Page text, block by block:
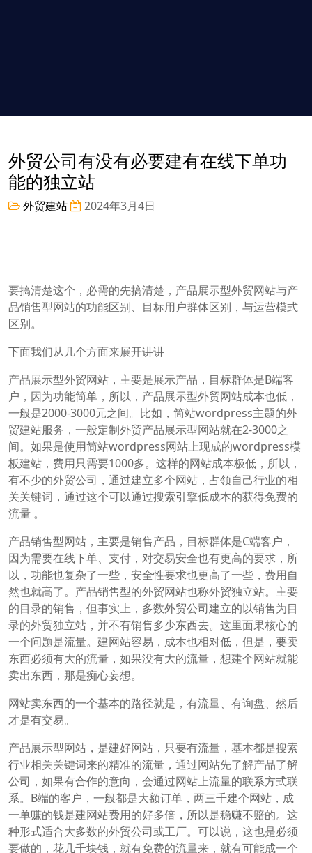
外贸公司有没有必要建有在线下单功
能的独立站
外贸建站 2024年3月4日
要搞清楚这个，必需的先搞清楚，产品展示型外贸网站与产
品销售型网站的功能区别、目标用户群体区别，与运营模式
区别。
下面我们从几个方面来展开讲讲
产品展示型外贸网站，主要是展示产品，目标群体是B端客
户，因为功能简单，所以，产品展示型外贸网站成本也低，
一般是2000-3000元之间。比如，简站wordpress主题的外
贸建站服务，一般定制外贸产品展示型网站就在2-3000之
间。如果是使用简站wordpress网站上现成的wordpress模
板建站，费用只需要1000多。这样的网站成本极低，所以，
有不少的外贸公司，通过建立多个网站，占领自己行业的相
关关键词，通过这个可以通过搜索引擎低成本的获得免费的
流量 。
产品销售型网站，主要是销售产品，目标群体是C端客户，
因为需要在线下单、支付，对交易安全也有更高的要求，所
以，功能也复杂了一些，安全性要求也更高了一些，费用自
然也就高了。产品销售型的外贸网站也称外贸独立站。主要
的目录的销售，但事实上，多数外贸公司建立的以销售为目
录的外贸独立站，并不有销售多少东西去。这里面果核心的
一个问题是流量。建网站容易，成本也相对低，但是，要卖
东西必须有大的流量，如果没有大的流量，想建个网站就能
卖出东西，那是痴心妄想。
网站卖东西的一个基本的路径就是，有流量、有询盘、然后
才是有交易。
产品展示型网站，是建好网站，只要有流量，基本都是搜索
行业相关关键词来的精准的流量，通过网站先了解产品了解
公司，如果有合作的意向，会通过网站上流量的联系方式联
系。B端的客户，一般都是大额订单，两三千建个网站，成
一单赚的钱是建网站费用的好多倍，所以是稳赚不赔的。这
种形式适合大多数的外贸公司或工厂。可以说，这也是必须
要做的，花几千块钱，就有免费的流量来，就有可能成一个